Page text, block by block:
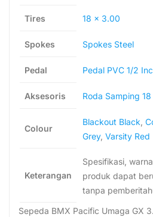
Tires 18 x 3.00
Spokes Spokes Steel
Pedal Pedal PVC 1/2
Aksesoris Roda Samping
Colour
Blackout Black,
Grey, Varsity Red
Keterangan
Spesifikasi,
produk dapat
tanpa
Sepeda BMX Pacific Umaga GX